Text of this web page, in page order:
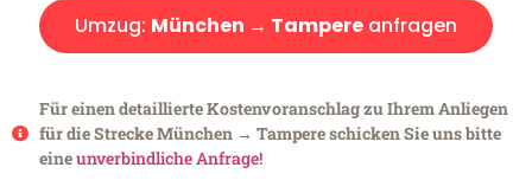
Umzug: München → Tampere anfragen
Für einen detaillierte Kostenvoranschlag zu Ihrem Anliegen
für die Strecke München → Tampere schicken Sie uns bitte
eineunverbindliche Anfrage!